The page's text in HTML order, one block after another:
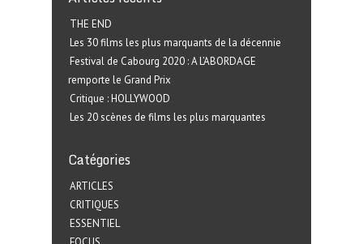
THE END
Les 30 films les plus marquants de la décennie
Festival de Cabourg 2020 : A L’ABORDAGE
remporte le Grand Prix
Critique : HOLLYWOOD
Les 20 scènes de films les plus marquantes
Catégories
ARTICLES
CRITIQUES
ESSENTIEL